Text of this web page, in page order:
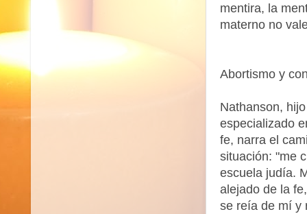
mentira, la
materno no
Abortismo y
Nathanson,
especializado
fe, narra el
situación: "me
escuela judía.
alejado de la
se reía de mí y